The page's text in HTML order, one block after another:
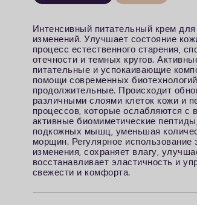
Интенсивный питательный крем
изменений. Улучшает состояние
процесс естественного старения,
отечности и темных кругов.
питательные и успокаивающие
помощи современных
продолжительные. Происходит
различными слоями клеток кожи и
процессов, которые ослабляются с
активные биомиметические
подкожных мышц, уменьшая
морщин. Регулярное использование
изменения, сохраняет влагу,
восстанавливает эластичность и
свежести и комфорта.